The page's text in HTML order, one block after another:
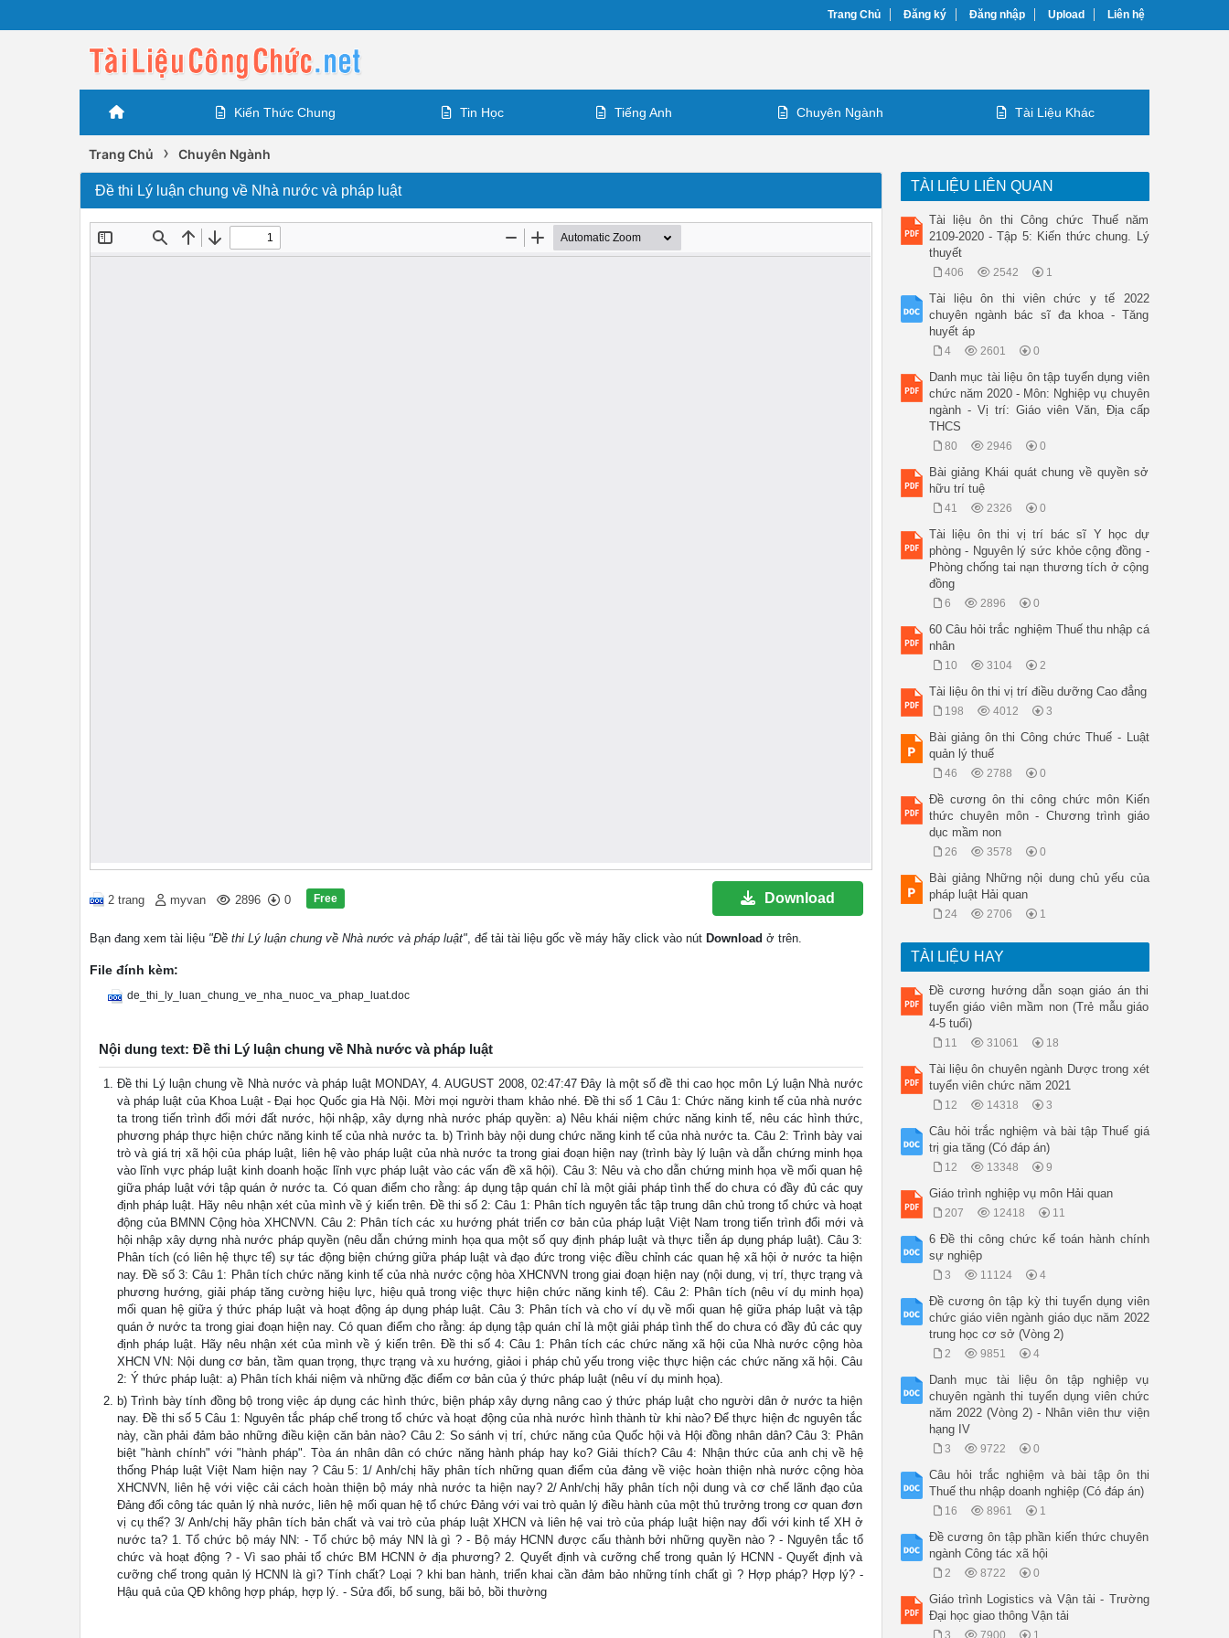
Trang Chủ Đăng ký Đăng nhập Upload Liên hệ
Kiến Thức Chung Tin Học Tiếng Anh Chuyên Ngành Tài Liệu Khác
Trang Chủ › Chuyên Ngành
Đề thi Lý luận chung về Nhà nước và pháp luật
2 trang myvan 2896 0 Free Download
Bạn đang xem tài liệu "Đề thi Lý luận chung về Nhà nước và pháp luật", để tải tài liệu gốc về máy hãy click vào nút Download ở trên.
File đính kèm:
de_thi_ly_luan_chung_ve_nha_nuoc_va_phap_luat.doc
Nội dung text: Đề thi Lý luận chung về Nhà nước và pháp luật
Đề thi Lý luận chung về Nhà nước và pháp luật MONDAY, 4. AUGUST 2008, 02:47:47 Đây là một số đề thi cao học môn Lý luận Nhà nước
và pháp luật của Khoa Luật - Đại học Quốc gia Hà Nội. Mời mọi người tham khảo nhé. Đề thi số 1 Câu 1: Chức năng kinh tế của nhà nước
ta trong tiến trình đổi mới đất nước, hội nhập, xây dựng nhà nước pháp quyền: a) Nêu khái niệm chức năng kinh tế, nêu các hình thức,
phương pháp thực hiện chức năng kinh tế của nhà nước ta. b) Trình bày nội dung chức năng kinh tế của nhà nước ta. Câu 2: Trình bày vai
trò và giá trị xã hội của pháp luật, liên hệ vào pháp luật của nhà nước ta trong giai đoạn hiện nay (trình bày lý luận và dẫn chứng minh họa
vào lĩnh vực pháp luật kinh doanh hoặc lĩnh vực pháp luật vào các vấn đề xã hội). Câu 3: Nêu và cho dẫn chứng minh họa về mối quan hệ
giữa pháp luật với tập quán ở nước ta. Có quan điểm cho rằng: áp dụng tập quán chỉ là một giải pháp tình thế do chưa có đầy đủ các quy
định pháp luật. Hãy nêu nhận xét của mình về ý kiến trên. Đề thi số 2: Câu 1: Phân tích nguyên tắc tập trung dân chủ trong tổ chức và hoạt
động của BMNN Cộng hòa XHCNVN. Câu 2: Phân tích các xu hướng phát triển cơ bản của pháp luật Việt Nam trong tiến trình đổi mới và
hội nhập xây dựng nhà nước pháp quyền (nêu dẫn chứng minh họa qua một số quy định pháp luật và thực tiễn áp dụng pháp luật). Câu 3:
Phân tích (có liên hệ thực tế) sự tác động biện chứng giữa pháp luật và đạo đức trong việc điều chỉnh các quan hệ xã hội ở nước ta hiện
nay. Đề số 3: Câu 1: Phân tích chức năng kinh tế của nhà nước cộng hòa XHCNVN trong giai đoạn hiện nay (nội dung, vị trí, thực trạng và
phương hướng, giải pháp tăng cường hiệu lực, hiệu quả trong việc thực hiện chức năng kinh tế). Câu 2: Phân tích (nêu ví dụ minh họa)
mối quan hệ giữa ý thức pháp luật và hoạt động áp dụng pháp luật. Câu 3: Phân tích và cho ví dụ về mối quan hệ giữa pháp luật và tập
quán ở nước ta trong giai đoạn hiện nay. Có quan điểm cho rằng: áp dụng tập quán chỉ là một giải pháp tình thế do chưa có đầy đủ các quy
định pháp luật. Hãy nêu nhận xét của mình về ý kiến trên. Đề thi số 4: Câu 1: Phân tích các chức năng xã hội của Nhà nước cộng hòa
XHCN VN: Nội dung cơ bản, tầm quan trọng, thực trạng và xu hướng, giảoi i pháp chủ yếu trong việc thực hiện các chức năng xã hội. Câu
2: Ý thức pháp luật: a) Phân tích khái niệm và những đặc điểm cơ bản của ý thức pháp luật (nêu ví dụ minh họa).
b) Trình bày tính đồng bộ trong việc áp dụng các hình thức, biện pháp xây dựng nâng cao ý thức pháp luật cho người dân ở nước ta hiện
nay. Đề thi số 5 Câu 1: Nguyên tắc pháp chế trong tổ chức và hoạt động của nhà nước hình thành từ khi nào? Để thực hiện đc nguyên tắc
này, cần phải đảm bảo những điều kiện căn bản nào? Câu 2: So sánh vị trí, chức năng của Quốc hội và Hội đồng nhân dân? Câu 3: Phân
biệt "hành chính" với "hành pháp". Tòa án nhân dân có chức năng hành pháp hay ko? Giải thích? Câu 4: Nhận thức của anh chị về hệ
thống Pháp luật Việt Nam hiện nay ? Câu 5: 1/ Anh/chị hãy phân tích những quan điểm của đảng về việc hoàn thiện nhà nước cộng hòa
XHCNVN, liên hệ với việc cải cách hoàn thiện bộ máy nhà nước ta hiện nay? 2/ Anh/chị hãy phân tích nội dung và cơ chế lãnh đạo của
Đảng đối công tác quản lý nhà nước, liên hệ mối quan hệ tổ chức Đảng với vai trò quản lý điều hành của một thủ trưởng trong cơ quan đơn
vị cụ thể? 3/ Anh/chị hãy phân tích bản chất và vai trò của pháp luật XHCN và liên hệ vai trò của pháp luật hiện nay đối với kinh tế XH ở
nước ta? 1. Tổ chức bộ máy NN: - Tổ chức bộ máy NN là gì ? - Bộ máy HCNN được cấu thành bởi những quyền nào ? - Nguyên tắc tổ
chức và hoạt động ? - Vì sao phải tổ chức BM HCNN ở địa phương? 2. Quyết định và cưỡng chế trong quản lý HCNN - Quyết định và
cưỡng chế trong quản lý HCNN là gì? Tính chất? Loại ? khi ban hành, triển khai cần đảm bảo những tính chất gì ? Hợp pháp? Hợp lý? -
Hậu quả của QĐ không hợp pháp, hợp lý. - Sửa đổi, bổ sung, bãi bỏ, bồi thường
TÀI LIỆU LIÊN QUAN
Tài liệu ôn thi Công chức Thuế năm
2109-2020 - Tập 5: Kiến thức chung. Lý
thuyết
406 2542 1
Tài liệu ôn thi viên chức y tế 2022
chuyên ngành bác sĩ đa khoa - Tăng
huyết áp
4 2601 0
Danh mục tài liệu ôn tập tuyển dụng viên
chức năm 2020 - Môn: Nghiệp vụ chuyên
ngành - Vị trí: Giáo viên Văn, Địa cấp
THCS
80 2946 0
Bài giảng Khái quát chung về quyền sở
hữu trí tuệ
41 2326 0
Tài liệu ôn thi vị trí bác sĩ Y học dự
phòng - Nguyên lý sức khỏe cộng đồng -
Phòng chống tai nạn thương tích ở cộng
đồng
6 2896 0
60 Câu hỏi trắc nghiệm Thuế thu nhập cá
nhân
10 3104 2
Tài liệu ôn thi vị trí điều dưỡng Cao đẳng
198 4012 3
Bài giảng ôn thi Công chức Thuế - Luật
quản lý thuế
46 2788 0
Đề cương ôn thi công chức môn Kiến
thức chuyên môn - Chương trình giáo
dục mầm non
26 3578 0
Bài giảng Những nội dung chủ yếu của
pháp luật Hải quan
24 2706 1
TÀI LIỆU HAY
Đề cương hướng dẫn soạn giáo án thi
tuyển giáo viên mầm non (Trẻ mẫu giáo
4-5 tuổi)
11 31061 18
Tài liệu ôn chuyên ngành Dược trong xét
tuyển viên chức năm 2021
12 14318 3
Câu hỏi trắc nghiệm và bài tập Thuế giá
trị gia tăng (Có đáp án)
12 13348 9
Giáo trình nghiệp vụ môn Hải quan
207 12418 11
6 Đề thi công chức kế toán hành chính
sự nghiệp
3 11124 4
Đề cương ôn tập kỳ thi tuyển dụng viên
chức giáo viên ngành giáo dục năm 2022
trung học cơ sở (Vòng 2)
2 9851 4
Danh mục tài liệu ôn tập nghiệp vụ
chuyên ngành thi tuyển dụng viên chức
năm 2022 (Vòng 2) - Nhân viên thư viện
hạng IV
3 9722 0
Câu hỏi trắc nghiệm và bài tập ôn thi
Thuế thu nhập doanh nghiệp (Có đáp án)
16 8961 1
Đề cương ôn tập phần kiến thức chuyên
ngành Công tác xã hội
2 8722 0
Giáo trình Logistics và Vận tải - Trường
Đại học giao thông Vận tải